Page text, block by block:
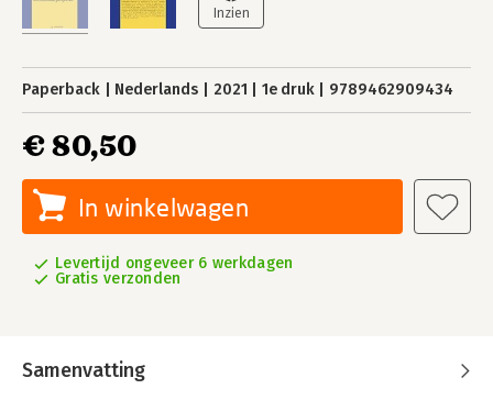
Paperback Nederlands 2021 1e druk 9789462909434
€ 80,50
In winkelwagen
Levertijd ongeveer 6 werkdagen
Gratis verzonden
Samenvatting